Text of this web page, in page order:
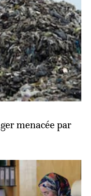
menacée par